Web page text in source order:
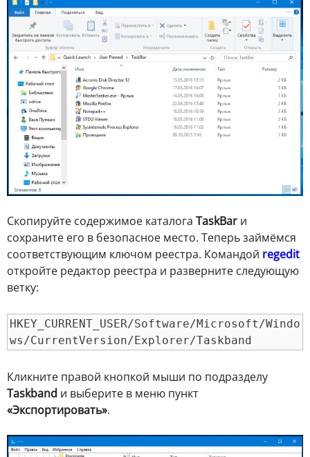
Скопируйте содержимое каталога TaskBar и
сохраните его в безопасное место. Теперь займёмся
соответствующим ключом реестра. Командой regedit
откройте редактор реестра и разверните следующую
ветку:
HKEY_CURRENT_USER/Software/Microsoft/Windo
ws/CurrentVersion/Explorer/Taskband
Кликните правой кнопкой мыши по подразделу
Taskband и выберите в меню пункт
«Экспортировать».